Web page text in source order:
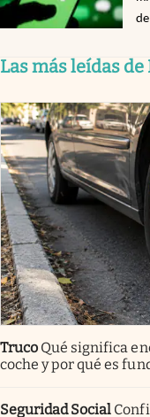
Las más leídas
Truco Qué significa
coche y por qué es
Seguridad Social